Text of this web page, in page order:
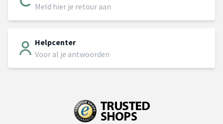
Meld hier je retour aan
Helpcenter
Voor al je antwoorden